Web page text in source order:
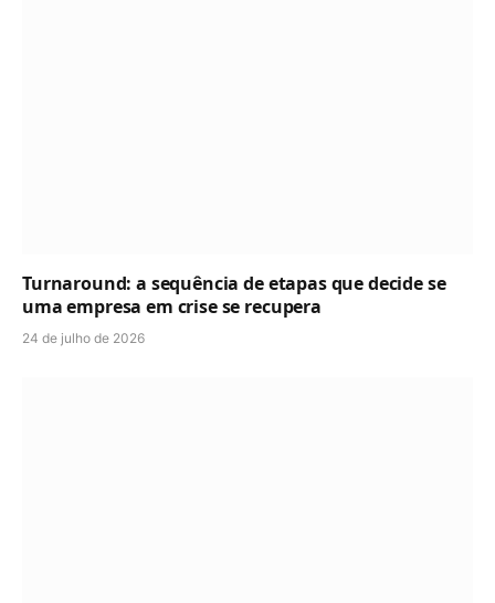
Turnaround: a sequência de etapas que decide se
uma empresa em crise se recupera
24 de julho de 2026